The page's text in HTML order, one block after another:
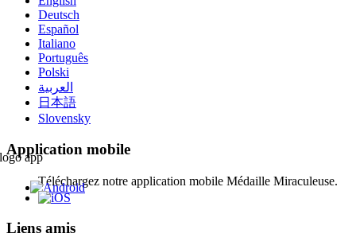
Deutsch
Español
Italiano
Português
Polski
العربية
日本語
Slovensky
Application mobile
Téléchargez notre application mobile Médaille Miraculeuse.
Liens amis